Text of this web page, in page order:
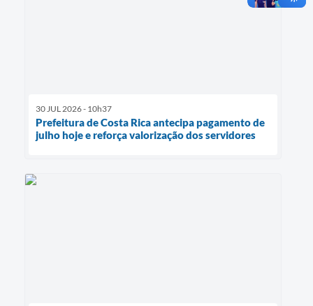
30 JUL 2026 - 10h37
Prefeitura de Costa Rica antecipa pagamento de
julho hoje e reforça valorização dos servidores